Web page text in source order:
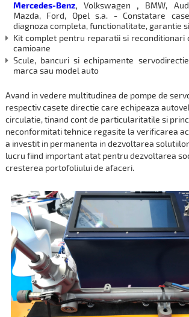
Mercedes-Benz, Volkswagen , BMW,
Mazda, Ford, Opel s.a. - Constatare
diagnoza completa, functionalitate, garantie
Kit complet pentru reparatii si reconditionari
camioane
Scule, bancuri si echipamente
marca sau model auto
Avand in vedere multitudinea de pompe de
respectiv casete directie care echipeaza
circulatie, tinand cont de particularitatile si
neconformitati tehnice regasite la verificarea
a investit in permanenta in dezvoltarea
lucru fiind important atat pentru dezvoltarea
cresterea portofoliului de afaceri.